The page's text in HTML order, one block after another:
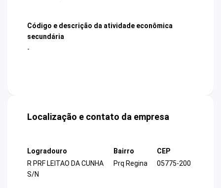
Código e descrição da atividade econômica
secundária
-
Localização e contato da empresa
Logradouro
R PRF LEITAO DA CUNHA
S/N
Bairro
Prq Regina
CEP
05775-200